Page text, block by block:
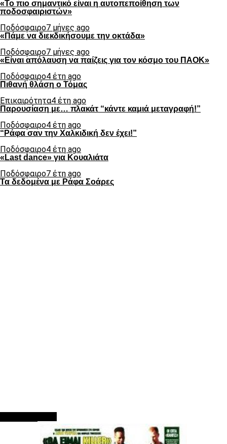
«Το πιο σημαντικό είναι η αυτοπεποίθηση των
ποδοσφαιριστών»
Ποδόσφαιρο7 μήνες ago
«Πάμε να διεκδικήσουμε την οκτάδα»
Ποδόσφαιρο7 μήνες ago
«Είναι απόλαυση να παίζεις για τον κόσμο του ΠΑΟΚ»
Ποδόσφαιρο4 έτη ago
Πιθανή θλάση ο Τόμας
Επικαιρότητα4 έτη ago
Παρουσίαση με… πλακάτ “κάντε καμιά μεταγραφή!”
Ποδόσφαιρο4 έτη ago
“Ράφα σαν την Χαλκιδική δεν έχει!”
Ποδόσφαιρο4 έτη ago
«Last dance» για Κουαλιάτα
Ποδόσφαιρο7 έτη ago
Τα δεδομένα με Ράφα Σοάρες